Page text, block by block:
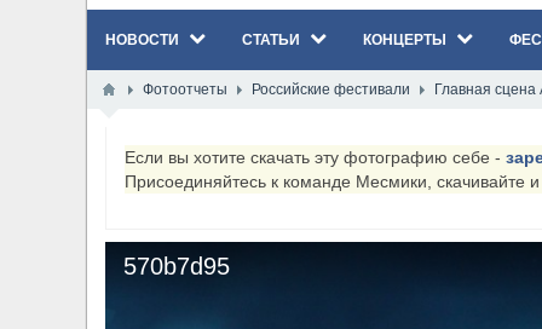
​Wacken Open Air 2026: открыт новый портал
Всероссийский рок-фестиваль HAMMER
НОВОСТИ СТАТЬИ КОНЦЕРТЫ
Фотоотчеты Российские фестивали Главная
Если вы хотите скачать эту фотографию себе -
Присоединяйтесь к команде Месмики,
570b7d95